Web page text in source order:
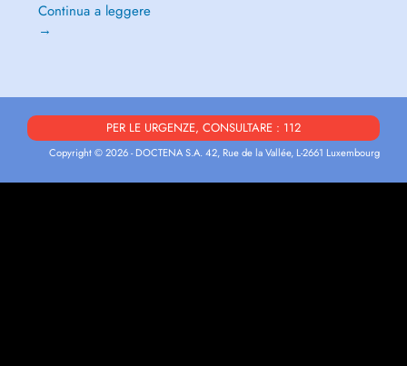
Continua a leggere
→
PER LE URGENZE, CONSULTARE : 112
Copyright © 2026 - DOCTENA S.A. 42, Rue de la Vallée, L-2661 Luxembourg